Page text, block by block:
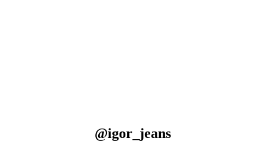
@igor_jeans